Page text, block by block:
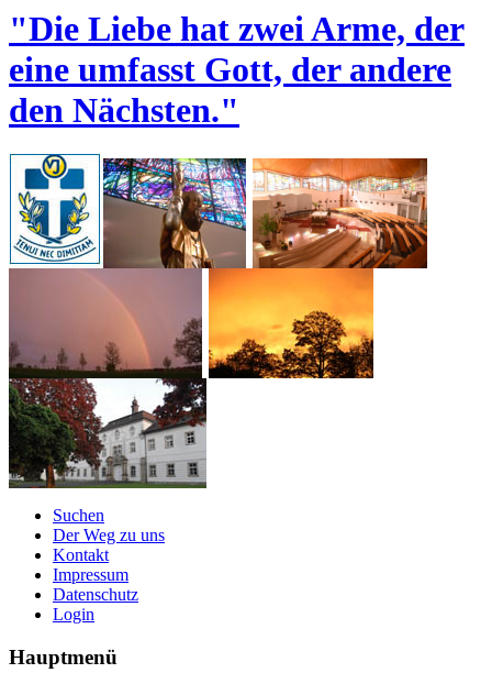
"Die Liebe hat zwei Arme, der
eine umfasst Gott, der andere
den Nächsten."
Suchen
Der Weg zu uns
Kontakt
Impressum
Datenschutz
Login
Hauptmenü